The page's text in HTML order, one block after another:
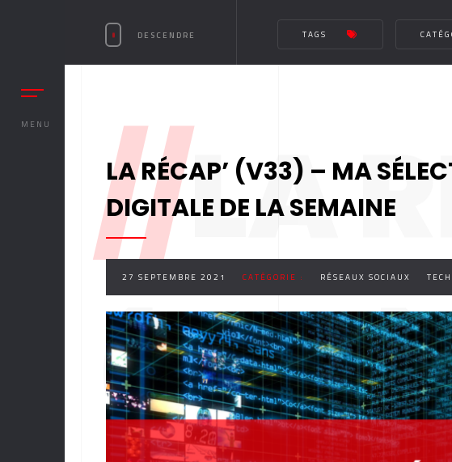
MENU
DESCENDRE TAGS
//LA
(V33)
LA RÉCAP’ (V33) – MA
DIGITALE DE LA SEMAINE
27 SEPTEMBRE 2021 CATÉGORIE : RÉSEAUX SOCIAUX